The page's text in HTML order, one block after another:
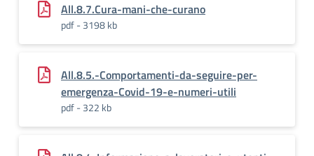
All.8.7.Cura-mani-che-curano
pdf - 3198 kb
All.8.5.-Comportamenti-da-seguire-per-
emergenza-Covid-19-e-numeri-utili
pdf - 322 kb